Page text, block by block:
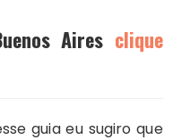
Aires clique
guia eu sugiro que